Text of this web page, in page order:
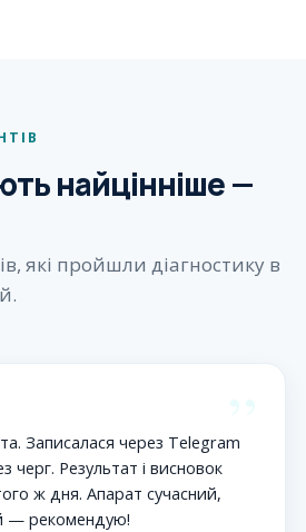
найцінніше —
які пройшли діагностику в
”
Записалася через Telegram
черг. Результат і висновок
ж дня. Апарат сучасний,
— рекомендую!